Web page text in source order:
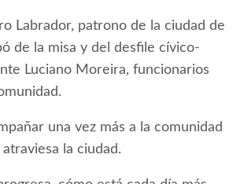
Labrador, patrono de la ciudad de
de la misa y del desfile cívico-
Luciano Moreira, funcionarios
una vez más a la comunidad
la ciudad.